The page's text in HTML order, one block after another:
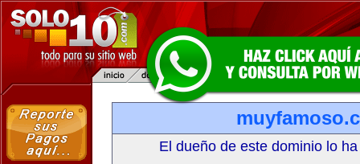
El dueño de este dominio lo